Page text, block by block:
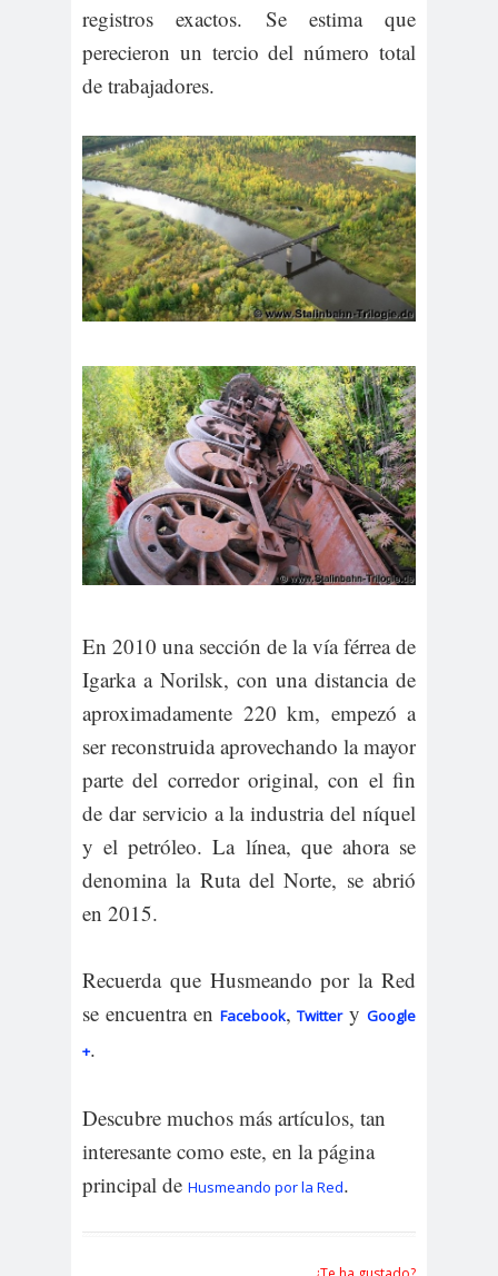
registros exactos. Se estima que
perecieron un tercio del número total
de trabajadores.
En 2010 una sección de la vía férrea de
Igarka a Norilsk, con una distancia de
aproximadamente 220 km, empezó a
ser reconstruida aprovechando la mayor
parte del corredor original, con el fin
de dar servicio a la industria del níquel
y el petróleo. La línea, que ahora se
denomina la Ruta del Norte, se abrió
en 2015.
Recuerda que Husmeando por la Red
se encuentra en Facebook,TwitteryGoogle
+.
Descubre muchos más artículos, tan
interesante como este, en la página
principal de Husmeando por la Red.